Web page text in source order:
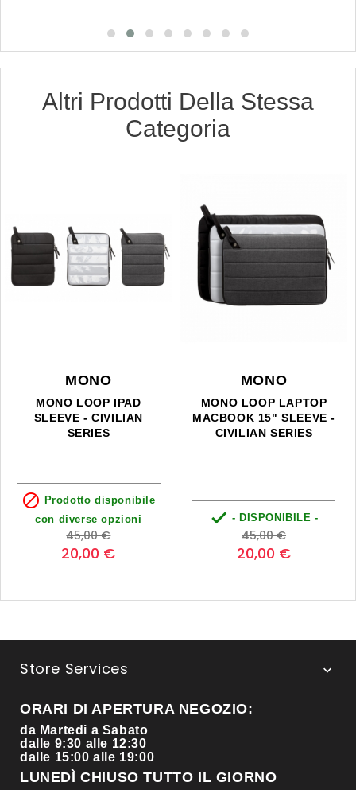
Altri Prodotti Della Stessa
Categoria
MONO
MONO LOOP IPAD
SLEEVE - CIVILIAN
SERIES
 Prodotto disponibile
con diverse opzioni
Prezzo
base
45,00 €Prezzo
20,00 €
MONO
MONO LOOP LAPTOP
MACBOOK 15" SLEEVE -
CIVILIAN SERIES
 - DISPONIBILE -
Prezzo
base
45,00 €Prezzo
20,00 €
Store Services 
ORARI DI APERTURA NEGOZIO:
da Martedi a Sabato
dalle 9:30 alle 12:30
dalle 15:00 alle 19:00
LUNEDÌ CHIUSO TUTTO IL GIORNO